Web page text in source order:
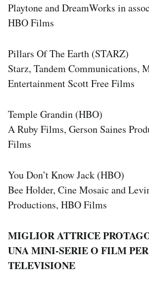
Playtone and DreamWorks in
HBO Films
Pillars Of The Earth (STARZ)
Starz, Tandem Communications,
Entertainment Scott Free Films
Temple Grandin (HBO)
A Ruby Films, Gerson Saines
Films
You Don’t Know Jack (HBO)
Bee Holder, Cine Mosaic and
Productions, HBO Films
MIGLIOR ATTRICE
UNA MINI-SERIE O FILM
TELEVISIONE